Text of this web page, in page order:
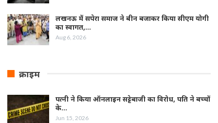
लखनऊ में सपेरा समाज ने बीन बजाकर किया सीएम योगी
का स्वागत,…
Aug 6, 2026
क्राइम
पत्नी ने किया ऑनलाइन सट्टेबाजी का विरोध, पति ने बच्चों
के…
Jun 15, 2026